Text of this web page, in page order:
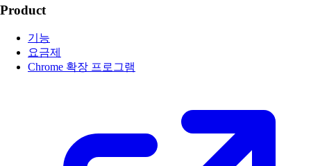
Product
기능
요금제
Chrome 확장 프로그램